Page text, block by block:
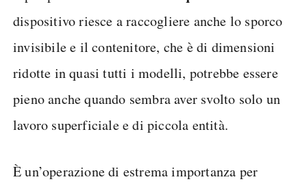
dispositivo riesce a raccogliere anche lo sporco
invisibile e il contenitore, che è di dimensioni
ridotte in quasi tutti i modelli, potrebbe essere
pieno anche quando sembra aver svolto solo un
lavoro superficiale e di piccola entità.
È un’operazione di estrema importanza per